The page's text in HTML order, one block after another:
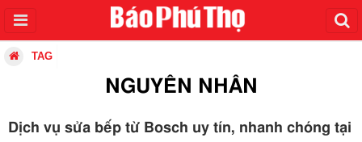
TAG
NGUYÊN NHÂN
Dịch vụ sửa bếp từ Bosch uy tín, nhanh chóng tại